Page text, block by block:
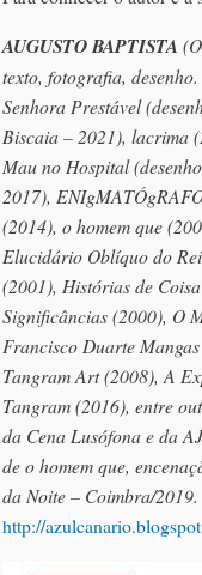
AUGUSTO BAPTISTA
texto, fotografia,
Senhora Prestável
Biscaia – 2021), lacrima
Mau no Hospital
2017),
(2014), o homem que
Elucidário Oblíquo do
(2001), Histórias de
Significâncias (2000), O
Francisco Duarte
Tangram Art (2008), A
Tangram (2016), entre
da Cena Lusófona e da
de o homem que,
da Noite – Coimbra/2019.
http://